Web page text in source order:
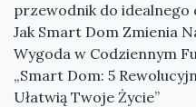
przewodnik do idealnego
Jak Smart Dom Zmienia
Wygoda w Codziennym
„Smart Dom: 5
Ułatwią Twoje Życie”